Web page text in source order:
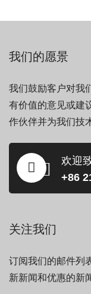
我们的愿景
我们鼓励客户对我
有价值的意见或建
作伙伴并为我们技
欢迎
+86
关注我们
订阅我们的邮件列
新新闻和优惠的新